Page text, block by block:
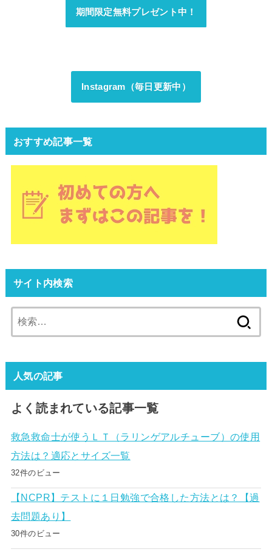
期間限定無料プレゼント中！
Instagram（毎日更新中）
おすすめ記事一覧
サイト内検索
索:
人気の記事
よく読まれている記事一覧
救急救命士が使うＬＴ（ラリンゲアルチューブ）の使用
方法は？適応とサイズ一覧
32件のビュー
【NCPR】テストに１日勉強で合格した方法とは？【過
去問題あり】
30件のビュー